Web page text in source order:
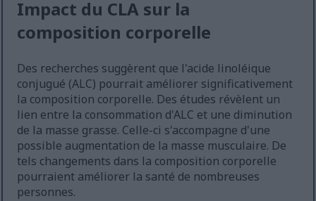
Impact du CLA sur la
composition corporelle
Des recherches suggèrent que l'acide linoléique
conjugué (ALC) pourrait améliorer significativement
la composition corporelle. Des études révèlent un
lien entre la consommation d'ALC et une diminution
de la masse grasse. Celle-ci s'accompagne d'une
possible augmentation de la masse musculaire. De
tels changements dans la composition corporelle
pourraient améliorer la santé de nombreuses
personnes.